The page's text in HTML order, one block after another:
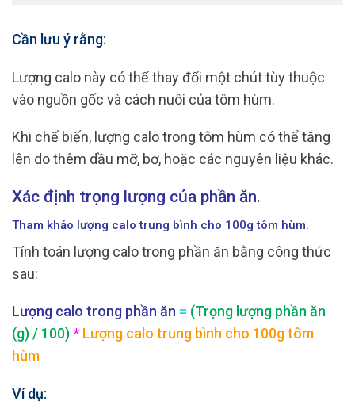
Cần lưu ý rằng:
Lượng calo này có thể thay đổi một chút tùy thuộc
vào nguồn gốc và cách nuôi của tôm hùm.
Khi chế biến, lượng calo trong tôm hùm có thể tăng
lên do thêm dầu mỡ, bơ, hoặc các nguyên liệu khác.
Xác định trọng lượng của phần ăn.
Tham khảo lượng calo trung bình cho 100g tôm hùm.
Tính toán lượng calo trong phần ăn bằng công thức
sau:
Lượng calo trong phần ăn = (Trọng lượng phần ăn
(g) / 100)* Lượng calo trung bình cho 100g tôm
hùm
Ví dụ: